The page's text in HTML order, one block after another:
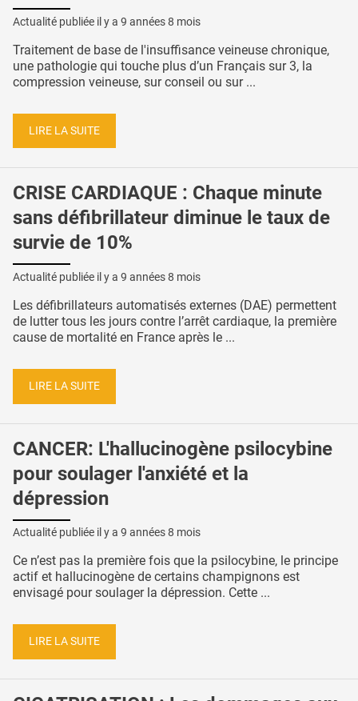
Actualité publiée il y a 9 années 8 mois
Traitement de base de l'insuffisance veineuse chronique,
une pathologie qui touche plus d’un Français sur 3, la
compression veineuse, sur conseil ou sur ...
LIRE LA SUITE
CRISE CARDIAQUE : Chaque minute
sans défibrillateur diminue le taux de
survie de 10%
Actualité publiée il y a 9 années 8 mois
Les défibrillateurs automatisés externes (DAE) permettent
de lutter tous les jours contre l’arrêt cardiaque, la première
cause de mortalité en France après le ...
LIRE LA SUITE
CANCER: L'hallucinogène psilocybine
pour soulager l'anxiété et la
dépression
Actualité publiée il y a 9 années 8 mois
Ce n’est pas la première fois que la psilocybine, le principe
actif et hallucinogène de certains champignons est
envisagé pour soulager la dépression. Cette ...
LIRE LA SUITE